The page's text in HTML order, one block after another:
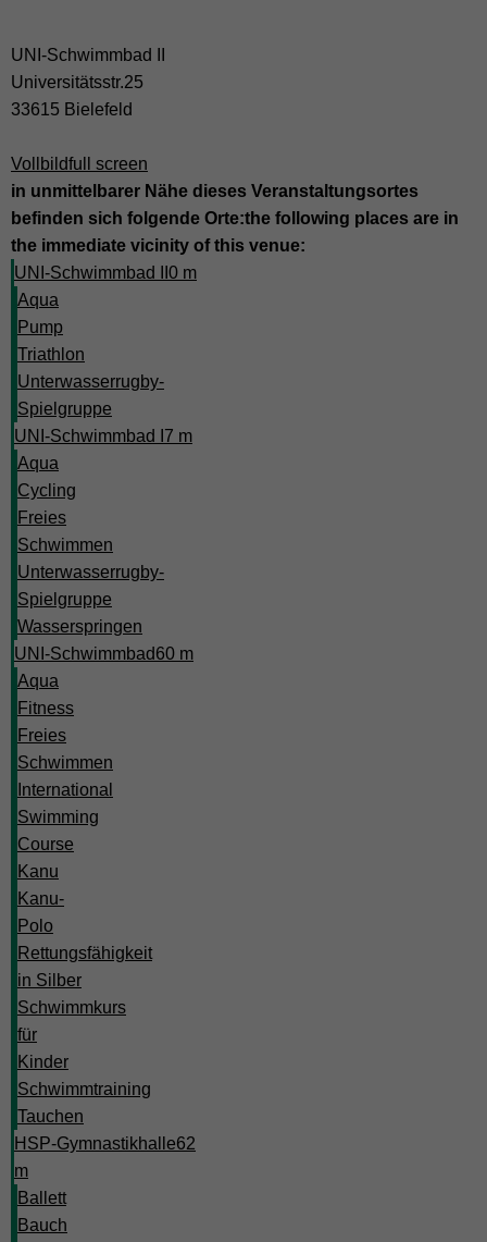
UNI-Schwimmbad II
Universitätsstr.25
33615 Bielefeld
Vollbildfull screen
in unmittelbarer Nähe dieses Veranstaltungsortes
befinden sich folgende Orte:the following places are in
the immediate vicinity of this venue:
UNI-Schwimmbad II 0 m
Aqua
Pump
Triathlon
Unterwasserrugby-
Spielgruppe
UNI-Schwimmbad I 7 m
Aqua
Cycling
Freies
Schwimmen
Unterwasserrugby-
Spielgruppe
Wasserspringen
UNI-Schwimmbad60 m
Aqua
Fitness
Freies
Schwimmen
International
Swimming
Course
Kanu
Kanu-
Polo
Rettungsfähigkeit
in Silber
Schwimmkurs
für
Kinder
Schwimmtraining
Tauchen
HSP-Gymnastikhalle62
m
Ballett
Bauch